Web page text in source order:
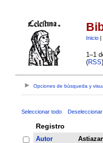
Inicio|
1–1
(RSS
Opciones de búsqueda y
Seleccionar todo
Registro
Autor